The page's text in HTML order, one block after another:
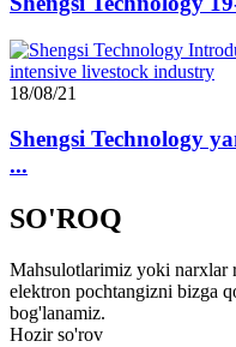
18/08/21
Shengsi Technology
...
SO'ROQ
Mahsulotlarimiz yoki narxlar
elektron pochtangizni bizga
bog'lanamiz.
Hozir so'rov